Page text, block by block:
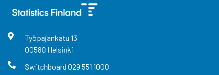
Työpajankatu 13
00580 Helsinki
Switchboard 029 551 1000